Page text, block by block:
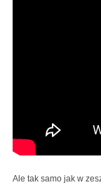
Ale tak samo jak w